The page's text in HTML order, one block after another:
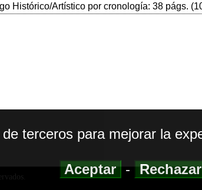
Histórico/Artístico por cronología: 38 págs.
terceros para mejorar la
Aceptar-